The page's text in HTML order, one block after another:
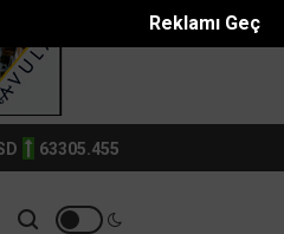
Reklamı Geç
63305.455